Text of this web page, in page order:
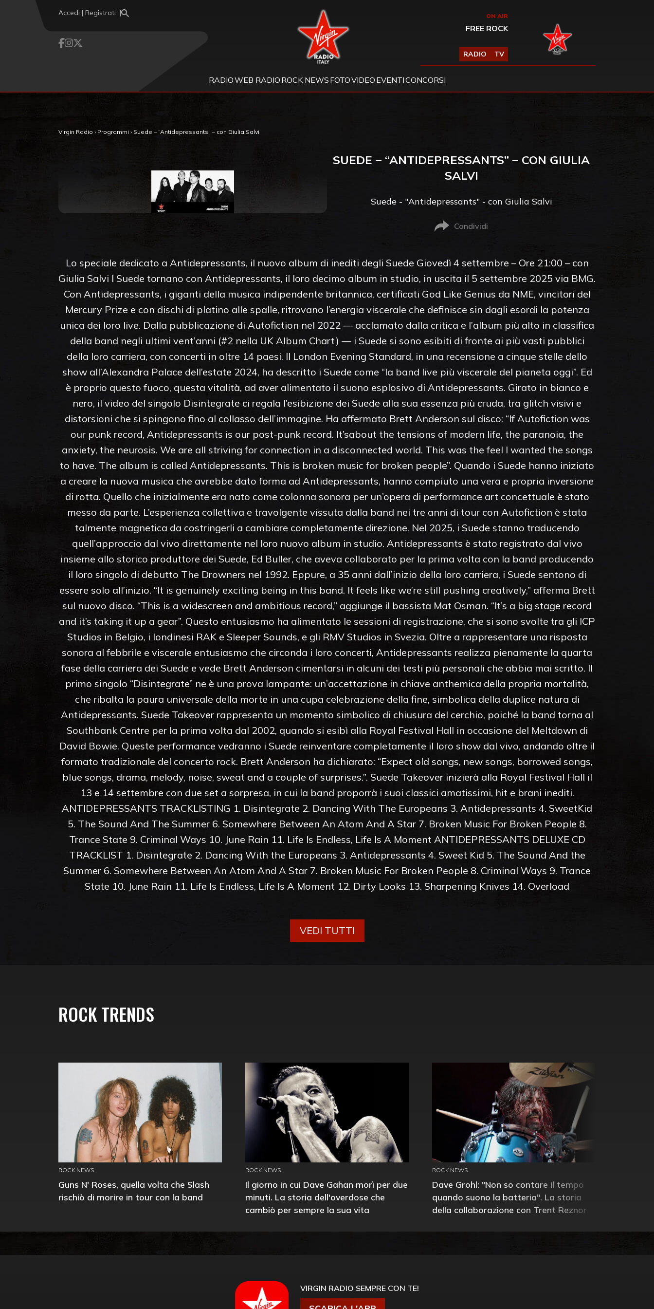
Accedi | Registrati Virgin Radio ON AIR
FREE ROCK
RADIO TV
RADIOWEB RADIO ROCK NEWS FOTOVIDEO EVENTICONCORSI
Virgin Radio › Programmi › Suede – “Antidepressants” – con Giulia Salvi
SUEDE – “ANTIDEPRESSANTS” – CON GIULIA
SALVI
Suede - "Antidepressants" - con Giulia Salvi
Condividi
Lo speciale dedicato a Antidepressants, il nuovo album di inediti degli Suede Giovedì 4 settembre – Ore 21:00 – con
Giulia Salvi I Suede tornano con Antidepressants, il loro decimo album in studio, in uscita il 5 settembre 2025 via BMG.
Con Antidepressants, i giganti della musica indipendente britannica, certificati God Like Genius da NME, vincitori del
Mercury Prize e con dischi di platino alle spalle, ritrovano l’energia viscerale che definisce sin dagli esordi la potenza
unica dei loro live. Dalla pubblicazione di Autofiction nel 2022 — acclamato dalla critica e l’album più alto in classifica
della band negli ultimi vent’anni (#2 nella UK Album Chart) — i Suede si sono esibiti di fronte ai più vasti pubblici
della loro carriera, con concerti in oltre 14 paesi. Il London Evening Standard, in una recensione a cinque stelle dello
show all’Alexandra Palace dell’estate 2024, ha descritto i Suede come “la band live più viscerale del pianeta oggi”. Ed
è proprio questo fuoco, questa vitalità, ad aver alimentato il suono esplosivo di Antidepressants. Girato in bianco e
nero, il video del singolo Disintegrate ci regala l’esibizione dei Suede alla sua essenza più cruda, tra glitch visivi e
distorsioni che si spingono fino al collasso dell’immagine. Ha affermato Brett Anderson sul disco: “If Autofiction was
our punk record, Antidepressants is our post-punk record. It’sabout the tensions of modern life, the paranoia, the
anxiety, the neurosis. We are all striving for connection in a disconnected world. This was the feel I wanted the songs
to have. The album is called Antidepressants. This is broken music for broken people”. Quando i Suede hanno iniziato
a creare la nuova musica che avrebbe dato forma ad Antidepressants, hanno compiuto una vera e propria inversione
di rotta. Quello che inizialmente era nato come colonna sonora per un’opera di performance art concettuale è stato
messo da parte. L’esperienza collettiva e travolgente vissuta dalla band nei tre anni di tour con Autofiction è stata
talmente magnetica da costringerli a cambiare completamente direzione. Nel 2025, i Suede stanno traducendo
quell’approccio dal vivo direttamente nel loro nuovo album in studio. Antidepressants è stato registrato dal vivo
insieme allo storico produttore dei Suede, Ed Buller, che aveva collaborato per la prima volta con la band producendo
il loro singolo di debutto The Drowners nel 1992. Eppure, a 35 anni dall’inizio della loro carriera, i Suede sentono di
essere solo all’inizio. “It is genuinely exciting being in this band. It feels like we’re still pushing creatively,” afferma Brett
sul nuovo disco. “This is a widescreen and ambitious record,” aggiunge il bassista Mat Osman. “It’s a big stage record
and it’s taking it up a gear”. Questo entusiasmo ha alimentato le sessioni di registrazione, che si sono svolte tra gli ICP
Studios in Belgio, i londinesi RAK e Sleeper Sounds, e gli RMV Studios in Svezia. Oltre a rappresentare una risposta
sonora al febbrile e viscerale entusiasmo che circonda i loro concerti, Antidepressants realizza pienamente la quarta
fase della carriera dei Suede e vede Brett Anderson cimentarsi in alcuni dei testi più personali che abbia mai scritto. Il
primo singolo “Disintegrate” ne è una prova lampante: un’accettazione in chiave anthemica della propria mortalità,
che ribalta la paura universale della morte in una cupa celebrazione della fine, simbolica della duplice natura di
Antidepressants. Suede Takeover rappresenta un momento simbolico di chiusura del cerchio, poiché la band torna al
Southbank Centre per la prima volta dal 2002, quando si esibì alla Royal Festival Hall in occasione del Meltdown di
David Bowie. Queste performance vedranno i Suede reinventare completamente il loro show dal vivo, andando oltre il
formato tradizionale del concerto rock. Brett Anderson ha dichiarato: “Expect old songs, new songs, borrowed songs,
blue songs, drama, melody, noise, sweat and a couple of surprises.”. Suede Takeover inizierà alla Royal Festival Hall il
13 e 14 settembre con due set a sorpresa, in cui la band proporrà i suoi classici amatissimi, hit e brani inediti.
ANTIDEPRESSANTS TRACKLISTING 1. Disintegrate 2. Dancing With The Europeans 3. Antidepressants 4. SweetKid
5. The Sound And The Summer 6. Somewhere Between An Atom And A Star 7. Broken Music For Broken People 8.
Trance State 9. Criminal Ways 10. June Rain 11. Life Is Endless, Life Is A Moment ANTIDEPRESSANTS DELUXE CD
TRACKLIST 1. Disintegrate 2. Dancing With the Europeans 3. Antidepressants 4. Sweet Kid 5. The Sound And the
Summer 6. Somewhere Between An Atom And A Star 7. Broken Music For Broken People 8. Criminal Ways 9. Trance
State 10. June Rain 11. Life Is Endless, Life Is A Moment 12. Dirty Looks 13. Sharpening Knives 14. Overload
VEDI TUTTI
ROCK TRENDS
ROCK NEWS
Guns N' Roses, quella volta che Slash
rischiò di morire in tour con la band
ROCK NEWS
Il giorno in cui Dave Gahan morì per due
minuti. La storia dell'overdose che
cambiò per sempre la sua vita
ROCK NEWS
Dave Grohl: "Non so contare il tempo
quando suono la batteria". La storia
della collaborazione con Trent Reznor
VIRGIN RADIO SEMPRE CON TE!